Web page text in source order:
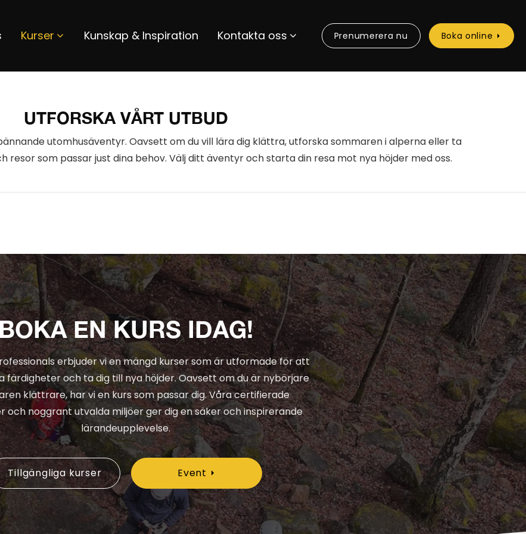
Kurser Kunskap & Inspiration Kontakta oss Prenumerera nu Boka online
UTFORSKA VÅRT UTBUD
utomhusäventyr. Oavsett om du vill lära dig klättra, utforska sommaren i alperna eller ta
resor som passar just dina behov. Välj ditt äventyr och starta din resa mot nya höjder med oss.
EN KURS IDAG!
erbjuder vi en mängd kurser som är utformade för att
färdigheter och ta dig till nya höjder. Oavsett om du är nybörjare
klättrare, har vi en kurs som passar dig. Våra certifierade
och noggrant utvalda miljöer ger dig en säker och inspirerande
lärandeupplevelse.
Tillgängliga kurser Event